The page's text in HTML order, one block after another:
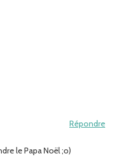
Répondre
le Papa Noël ;o)